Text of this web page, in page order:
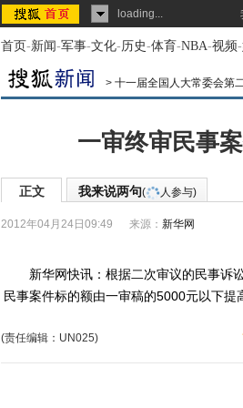
loading...
首页-新闻-军事-文化-历史-体育-NBA-视频-
> 十一届全国人大常委会第
一审终审民事
正文 我来说两句( 人参与)
2012年04月24日09:49 来源： 新华网
新华网快讯：根据二次审议的民事诉讼
民事案件标的额由一审稿的5000元以下提
(责任编辑：UN025)